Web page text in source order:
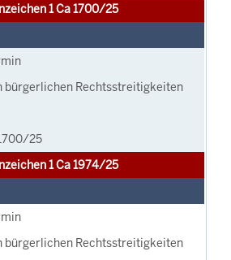
1 Ca 1700/25
bürgerlichen Rechtsstreitigkeiten
25
1 Ca 1974/25
bürgerlichen Rechtsstreitigkeiten